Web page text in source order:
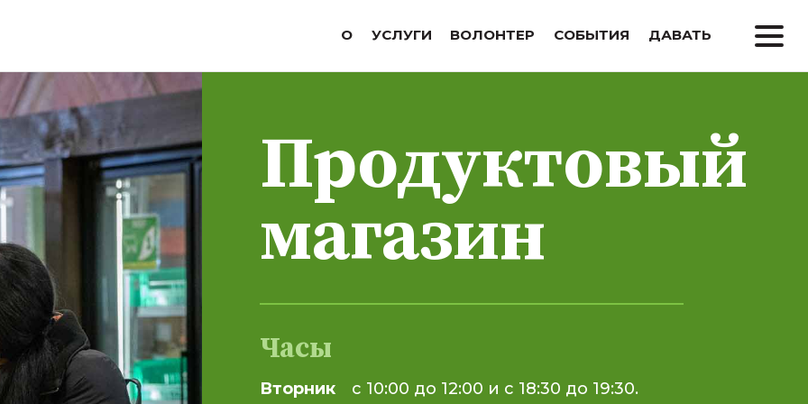
О УСЛУГИ ВОЛОНТЕР СОБЫТИЯ ДАВАТЬ
Продуктовый
магазин
Часы
Вторник
с 10:00 до 12:00 и с 18:30 до 19:30.